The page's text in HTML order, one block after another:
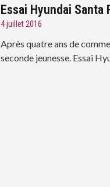
Essai Hyundai Santa
4 juillet 2016
Après quatre ans de
seconde jeunesse. Essai